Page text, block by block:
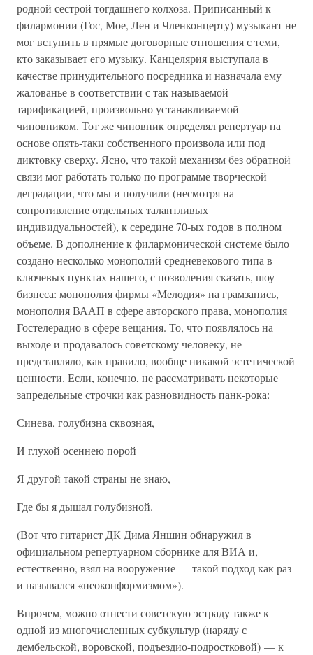
родной сестрой тогдашнего колхоза. Приписанный к
филармонии (Гос, Мое, Лен и Членконцерту) музыкант не
мог вступить в прямые договорные отношения с теми,
кто заказывает его музыку. Канцелярия выступала в
качестве принудительного посредника и назначала ему
жалованье в соответствии с так называемой
тарификацией, произвольно устанавливаемой
чиновником. Тот же чиновник определял репертуар на
основе опять-таки собственного произвола или под
диктовку сверху. Ясно, что такой механизм без обратной
связи мог работать только по программе творческой
деградации, что мы и получили (несмотря на
сопротивление отдельных талантливых
индивидуальностей), к середине 70-ых годов в полном
объеме. В дополнение к филармонической системе было
создано несколько монополий средневекового типа в
ключевых пунктах нашего, с позволения сказать, шоу-
бизнеса: монополия фирмы «Мелодия» на грамзапись,
монополия ВААП в сфере авторского права, монополия
Гостелерадио в сфере вещания. То, что появлялось на
выходе и продавалось советскому человеку, не
представляло, как правило, вообще никакой эстетической
ценности. Если, конечно, не рассматривать некоторые
запредельные строчки как разновидность панк-рока:
Синева, голубизна сквозная,
И глухой осеннею порой
Я другой такой страны не знаю,
Где бы я дышал голубизной.
(Вот что гитарист ДК Дима Яншин обнаружил в
официальном репертуарном сборнике для ВИА и,
естественно, взял на вооружение — такой подход как раз
и назывался «неоконформизмом»).
Впрочем, можно отнести советскую эстраду также к
одной из многочисленных субкультур (наряду с
дембельской, воровской, подъездио-подростковой) — к